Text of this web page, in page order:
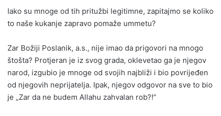
Iako su mnoge od tih pritužbi legitimne, zapitajmo se koliko
to naše kukanje zapravo pomaže ummetu?
Zar Božiji Poslanik, a.s., nije imao da prigovori na mnogo
štošta? Protjeran je iz svog grada, oklevetao ga je njegov
narod, izgubio je mnoge od svojih najbliži i bio povrijeđen
od njegovih neprijatelja. Ipak, njegov odgovor na sve to bio
je „Zar da ne budem Allahu zahvalan rob?!“